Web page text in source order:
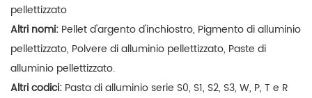
pellettizzato
Altri nomi: Pellet d'argento d'inchiostro, Pigmento di alluminio
pellettizzato, Polvere di alluminio pellettizzato, Paste di
alluminio pellettizzato.
Altri codici: Pasta di alluminio serie S0, S1, S2, S3, W, P, T e R